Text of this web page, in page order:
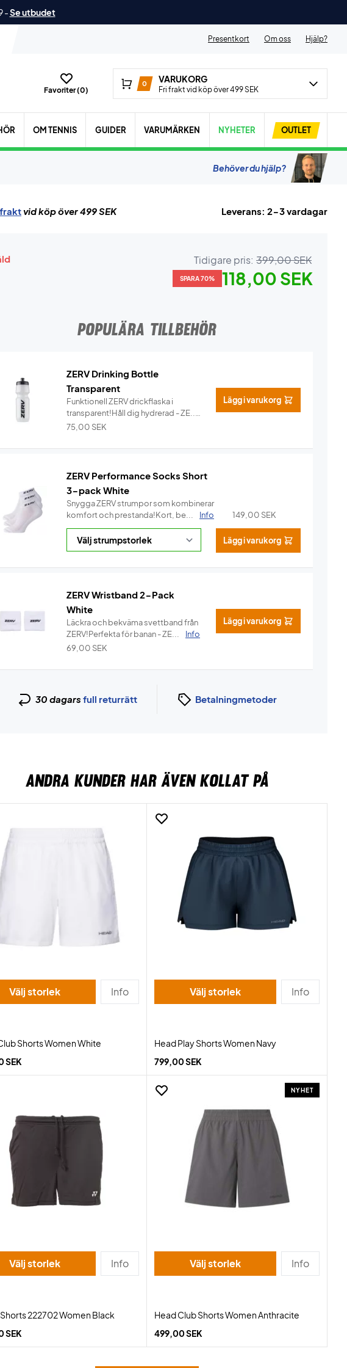
-Se utbudet
Presentkort Om oss Hjälp?
Favoriter (0)
0 VARUKORG
Fri frakt vid köp över 499 SEK
OM TENNIS GUIDER VARUMÄRKEN NYHETER OUTLET
Behöver du hjälp?
vid köp över 499 SEK Leverans: 2-3 vardagar
Tidigare pris: 399,00 SEK
SPARA 70% 118,00 SEK
POPULÄRA TILLBEHÖR
ZERV Drinking Bottle
Transparent
Funktionell ZERV drickflaska i
transparent!Håll dig hydrerad - ZE...
Info
75,00 SEK
Lägg i varukorg
ZERV Performance Socks Short
3-pack White
Snygga ZERV strumpor som kombinerar
komfort och prestanda!Kort, be...
Info 149,00 SEK
Lägg i varukorg
ZERV Wristband 2-Pack
White
Läckra och bekväma svettband från
ZERV!Perfekta för banan - ZE...
Info
69,00 SEK
Lägg i varukorg
30 dagars full returrätt Betalningmetoder
ANDRA KUNDER HAR ÄVEN KOLLAT PÅ
Välj storlek Info
Shorts Women White
SEK
Välj storlek Info
Head Play Shorts Women Navy
799,00 SEK
Välj storlek Info
222702 Women Black
SEK
NYHET
Välj storlek Info
Head Club Shorts Women Anthracite
499,00 SEK